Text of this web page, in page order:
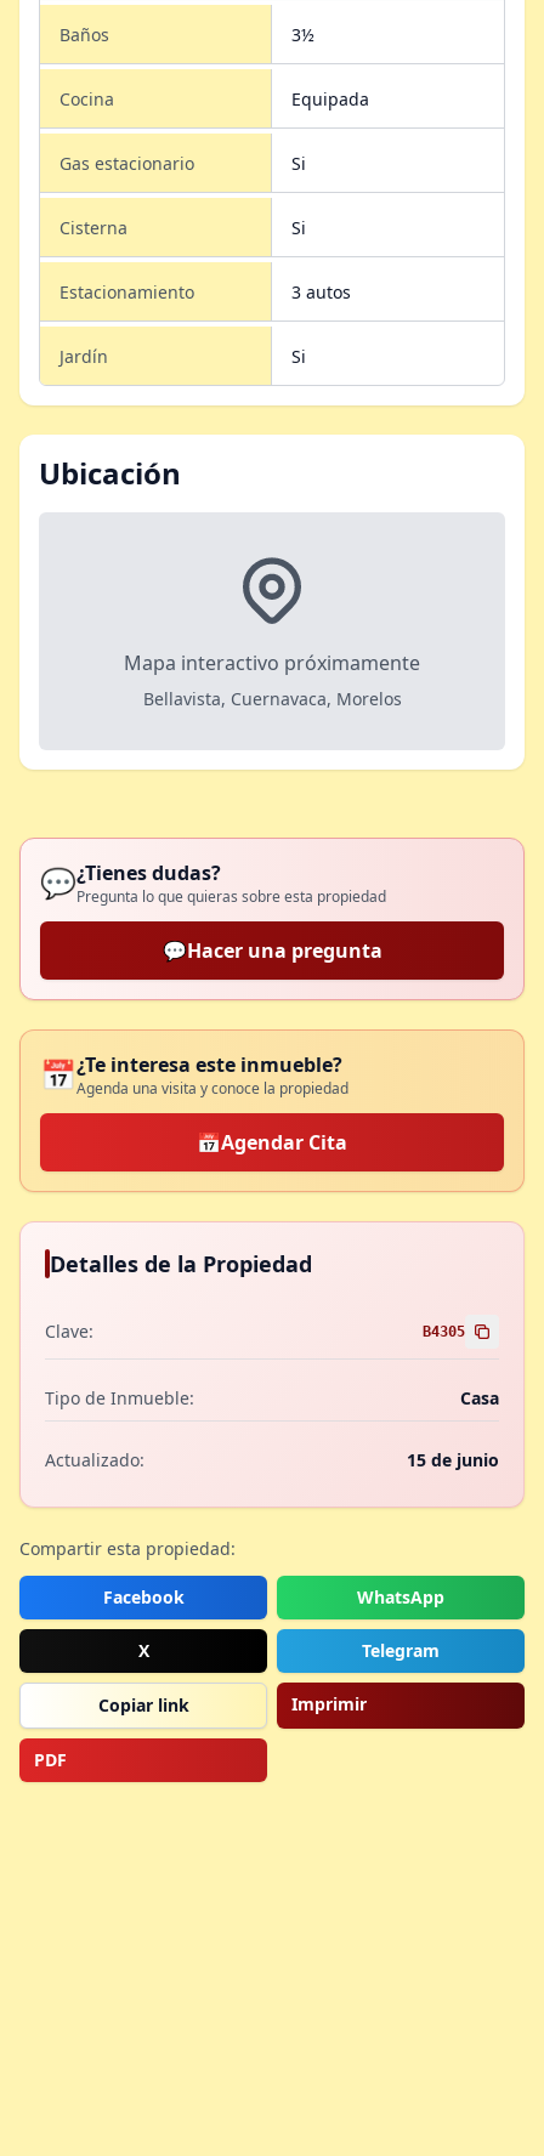
Baños 3½
Cocina Equipada
Gas estacionario Si
Cisterna Si
Estacionamiento 3 autos
Jardín Si
Ubicación
Mapa interactivo próximamente
Bellavista, Cuernavaca, Morelos
💬¿Tienes dudas?
Pregunta lo que quieras sobre esta propiedad
💬Hacer una pregunta
📅¿Te interesa este inmueble?
Agenda una visita y conoce la propiedad
📅Agendar Cita
Detalles de la Propiedad
Clave: B4305
Tipo de Inmueble: Casa
Actualizado: 15 de junio
Compartir esta propiedad:
Facebook WhatsApp
X Telegram
Copiar link Imprimir
PDF